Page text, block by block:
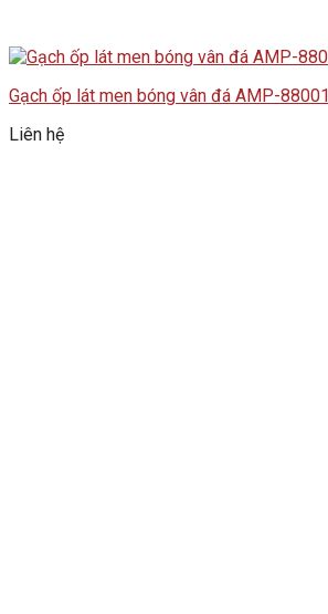
Gạch ốp lát men bóng vân đá AMP-88001
Liên hệ